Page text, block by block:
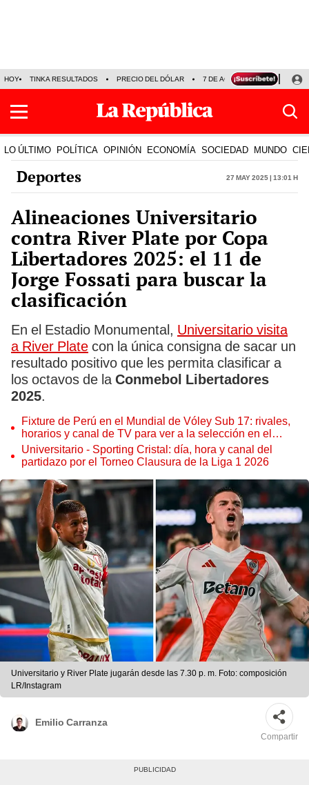
HOY TINKA RESULTADOS PRECIO DEL DÓLAR 7 DE AGOSTO OLLANTA
LO ÚLTIMO POLÍTICA OPINIÓN ECONOMÍA SOCIEDAD MUNDO
Deportes 27 May 2025 | 13:01 h
Alineaciones Universitario
contra River Plate por Copa
Libertadores 2025: el 11 de
Jorge Fossati para buscar la
clasificación
En el Estadio Monumental, Universitario visita
a River Plate con la única consigna de sacar un
resultado positivo que les permita clasificar a
los octavos de la Conmebol Libertadores
2025.
Fixture de Perú en el Mundial de Vóley Sub 17: rivales,
horarios y canal de TV para ver a la selección en el
torneo
Universitario - Sporting Cristal: día, hora y canal del
partidazo por el Torneo Clausura de la Liga 1 2026
Universitario y River Plate jugarán desde las 7.30 p. m. Foto: composición
LR/Instagram
Emilio Carranza
Compartir